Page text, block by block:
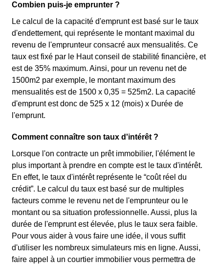
Combien puis-je emprunter ?
Le calcul de la capacité d'emprunt est basé sur le taux
d'endettement, qui représente le montant maximal du
revenu de l'emprunteur consacré aux mensualités. Ce
taux est fixé par le Haut conseil de stabilité financière, et
est de 35% maximum. Ainsi, pour un revenu net de
1500m2 par exemple, le montant maximum des
mensualités est de 1500 x 0,35 = 525m2. La capacité
d'emprunt est donc de 525 x 12 (mois) x Durée de
l'emprunt.
Comment connaître son taux d'intérêt ?
Lorsque l'on contracte un prêt immobilier, l'élément le
plus important à prendre en compte est le taux d'intérêt.
En effet, le taux d'intérêt représente le “coût réel du
crédit”. Le calcul du taux est basé sur de multiples
facteurs comme le revenu net de l'emprunteur ou le
montant ou sa situation professionnelle. Aussi, plus la
durée de l'emprunt est élevée, plus le taux sera faible.
Pour vous aider à vous faire une idée, il vous suffit
d'utiliser les nombreux simulateurs mis en ligne. Aussi,
faire appel à un courtier immobilier vous permettra de